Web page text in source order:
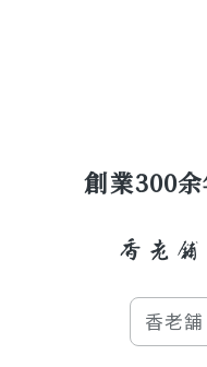
創業300
香老